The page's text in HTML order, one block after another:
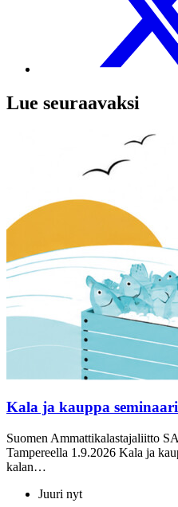
Lue seuraavaksi
Kala ja kauppa
Suomen Ammattikalastajaliitto
Tampereella 1.9.2026 Kala ja
kalan…
Juuri nyt